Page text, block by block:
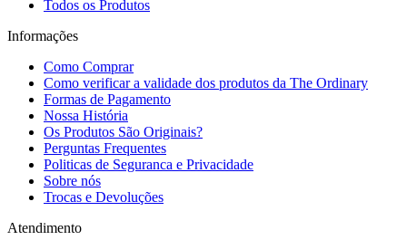
Todos os Produtos
Informações
Como Comprar
Como verificar a validade dos produtos da The Ordinary
Formas de Pagamento
Nossa História
Os Produtos São Originais?
Perguntas Frequentes
Politicas de Seguranca e Privacidade
Sobre nós
Trocas e Devoluções
Atendimento